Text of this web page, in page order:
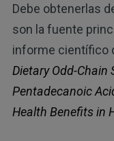
Debe obtenerlas
son la fuente
informe científico
Dietary Odd-
Pentadecanoic
Health Benefits in